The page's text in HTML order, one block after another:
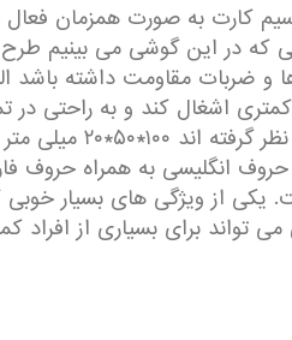
کارت به صورت همزمان فعال
که در این گوشی می بینیم
ضربات مقاومت داشته باشد
اشغال کند و به راحتی
شود. یکی دیگر از مزایای تاشو بودن محافظت
کلیدی با اعداد و حروف انگلیسی به
یکی از ویژگی های بسیار
برای بسیاری از افراد